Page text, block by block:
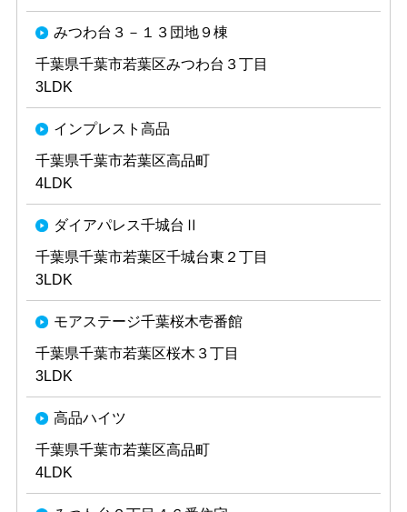
みつわ台３－１３団地９棟
千葉県千葉市若葉区みつわ台３丁目
3LDK
インプレスト高品
千葉県千葉市若葉区高品町
4LDK
ダイアパレス千城台Ⅱ
千葉県千葉市若葉区千城台東２丁目
3LDK
モアステージ千葉桜木壱番館
千葉県千葉市若葉区桜木３丁目
3LDK
高品ハイツ
千葉県千葉市若葉区高品町
4LDK